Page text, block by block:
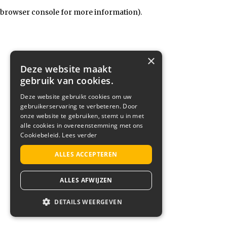
browser console for more information).
×
Deze website maakt
gebruik van cookies.
Deze website gebruikt cookies om uw
gebruikerservaring te verbeteren. Door
onze website te gebruiken, stemt u in met
alle cookies in overeenstemming met ons
Cookiebeleid. Lees verder
ALLES ACCEPTEREN
ALLES AFWIJZEN
DETAILS WEERGEVEN
STRIKT NOODZAKELIJK